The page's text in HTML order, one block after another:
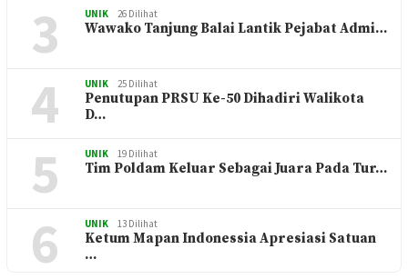
3 UNIK 26 Dilihat
Wawako Tanjung Balai Lantik Pejabat Admi…
4 UNIK 25 Dilihat
Penutupan PRSU Ke-50 Dihadiri Walikota
D…
5 UNIK 19 Dilihat
Tim Poldam Keluar Sebagai Juara Pada Tur…
6 UNIK 13 Dilihat
Ketum Mapan Indonessia Apresiasi Satuan
…